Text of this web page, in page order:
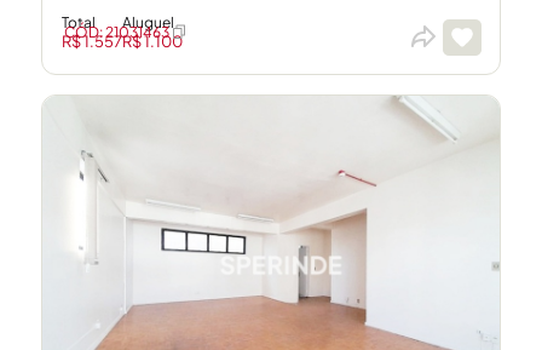
Total
R$ 1.557
Aluguel
R$ 1.100
CÓD: 21031463